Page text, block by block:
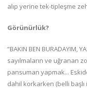
alıp yerine tek-tipleşme
Görünürlük?
“BAKIN BEN BURADAYIM,
sayılmaların ve uğranan
pansuman yapmak...
dahil korkarken (belli